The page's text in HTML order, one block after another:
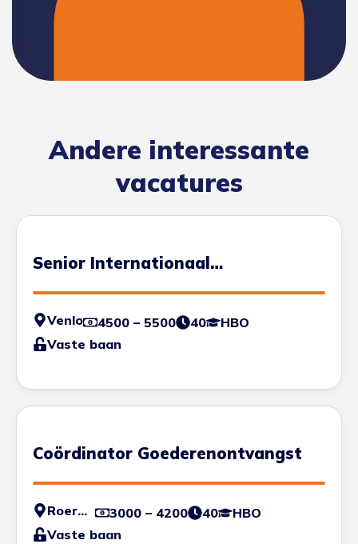
Andere interessante
vacatures
Senior Internationaal
Transportplanner
Venlo 4500 – 5500 40
HBO
Vaste baan
Coördinator Goederenontvangst
Roermond 3000 – 4200 40
HBO
Vaste baan